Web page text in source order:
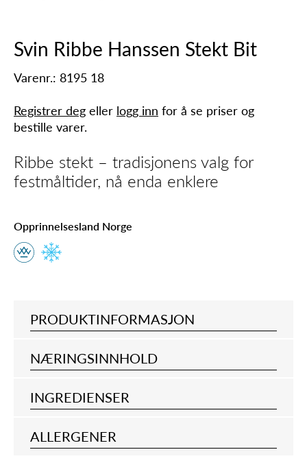
Svin Ribbe Hanssen Stekt Bit
Varenr.: 8195 18
Registrer deg eller logg inn for å se priser og
bestille varer.
Ribbe stekt – tradisjonens valg for
festmåltider, nå enda enklere
Opprinnelsesland Norge
PRODUKTINFORMASJON
NÆRINGSINNHOLD
INGREDIENSER
ALLERGENER